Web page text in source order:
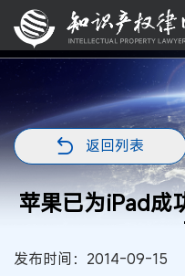
返回列表
苹果已为iPad成
发布时间：2014-09-15